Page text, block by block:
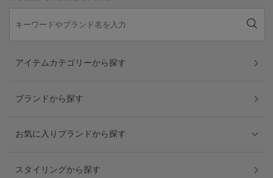
アイテムカテゴリーから探す
ブランドから探す
お気に入りブランドから探す
スタイリングから探す